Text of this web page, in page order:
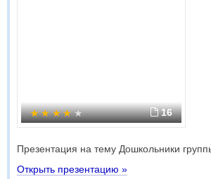
16
Презентация на тему Дошкольники
Открыть презентацию »